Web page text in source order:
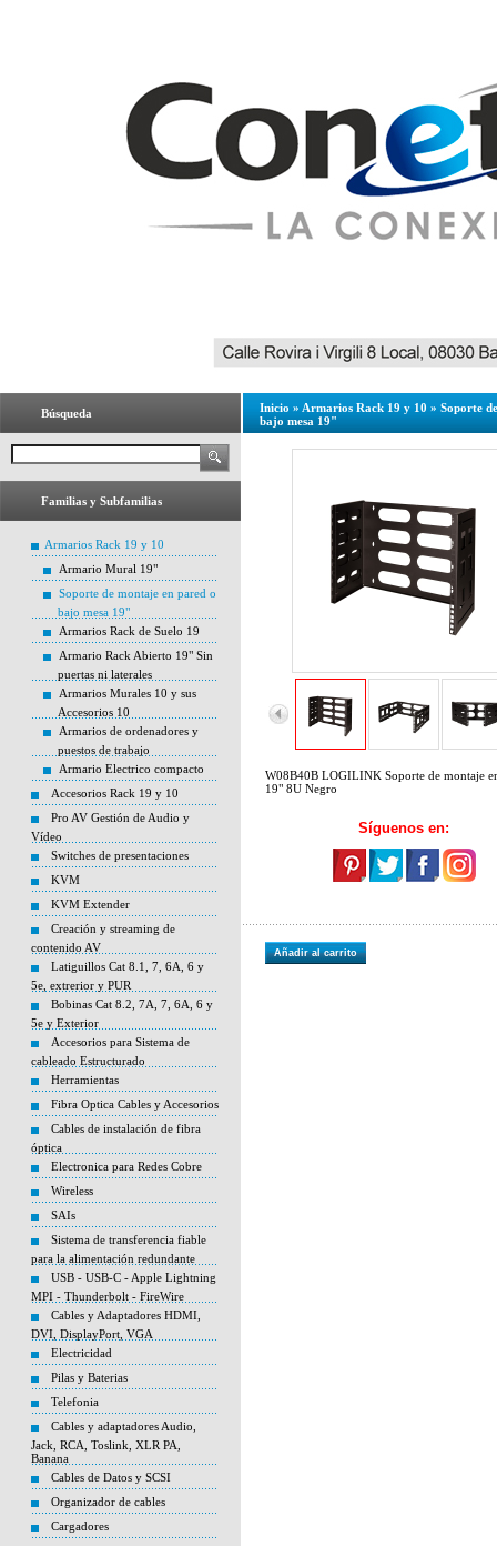
Búsqueda
Familias y Subfamilias
Armarios Rack 19 y 10
Armario Mural 19"
Soporte de montaje en pared o
bajo mesa 19"
Armarios Rack de Suelo 19
Armario Rack Abierto 19" Sin
puertas ni laterales
Armarios Murales 10 y sus
Accesorios 10
Armarios de ordenadores y
puestos de trabajo
Armario Electrico compacto
Accesorios Rack 19 y 10
Pro AV Gestión de Audio y
Vídeo
Switches de presentaciones
KVM
KVM Extender
Creación y streaming de
contenido AV
Latiguillos Cat 8.1, 7, 6A, 6 y
5e, extrerior y PUR
Bobinas Cat 8.2, 7A, 7, 6A, 6 y
5e y Exterior
Accesorios para Sistema de
cableado Estructurado
Herramientas
Fibra Optica Cables y Accesorios
Cables de instalación de fibra
óptica
Electronica para Redes Cobre
Wireless
SAIs
Sistema de transferencia fiable
para la alimentación redundante
USB - USB-C - Apple Lightning
MPI - Thunderbolt - FireWire
Cables y Adaptadores HDMI,
DVI, DisplayPort, VGA
Electricidad
Pilas y Baterias
Telefonia
Cables y adaptadores Audio,
Jack, RCA, Toslink, XLR PA,
Banana
Cables de Datos y SCSI
Organizador de cables
Cargadores
Inicio » Armarios Rack 19 y 10 » Soporte
bajo mesa 19"
W08B40B LOGILINK Soporte de montaje
19" 8U Negro
Síguenos en:
Añadir al carrito